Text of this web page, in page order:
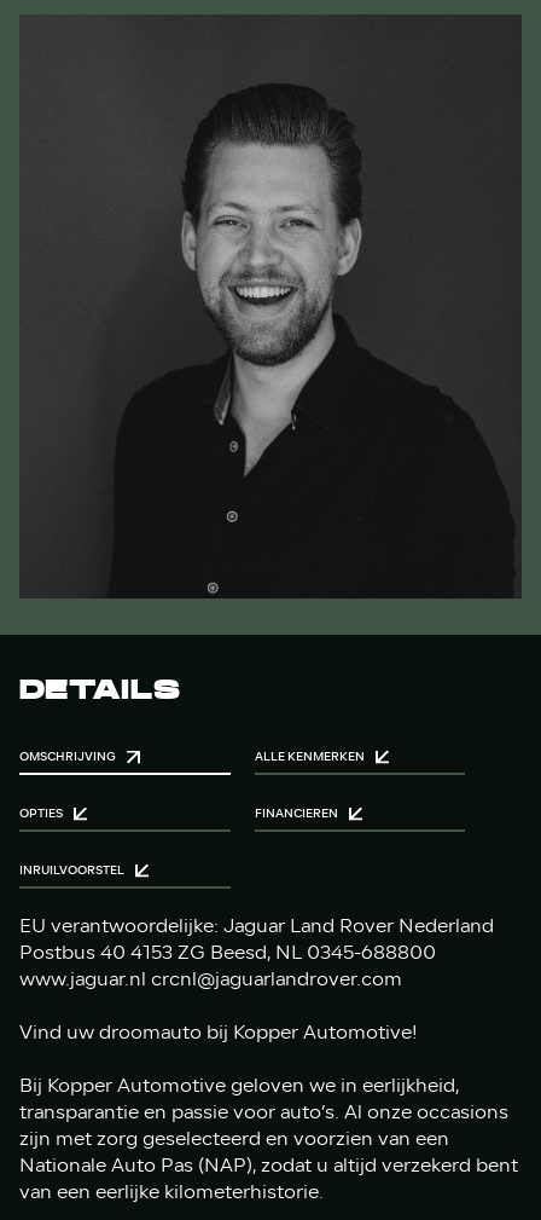
DETAILS
OMSCHRIJVING ALLE KENMERKEN
OPTIES FINANCIEREN
INRUILVOORSTEL
EU verantwoordelijke: Jaguar Land Rover Nederland
Postbus 40 4153 ZG Beesd, NL 0345-688800
www.jaguar.nl crcnl@jaguarlandrover.com
Vind uw droomauto bij Kopper Automotive!
Bij Kopper Automotive geloven we in eerlijkheid,
transparantie en passie voor auto’s. Al onze occasions
zijn met zorg geselecteerd en voorzien van een
Nationale Auto Pas (NAP), zodat u altijd verzekerd bent
van een eerlijke kilometerhistorie.